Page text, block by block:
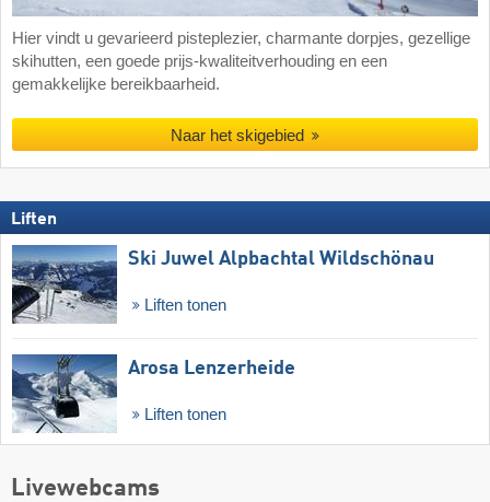
Hier vindt u gevarieerd pisteplezier, charmante dorpjes, gezellige
skihutten, een goede prijs-kwaliteitverhouding en een
gemakkelijke bereikbaarheid.
Naar het skigebied
Liften
Ski Juwel Alpbachtal Wildschönau
Liften tonen
Arosa Lenzerheide
Liften tonen
Livewebcams